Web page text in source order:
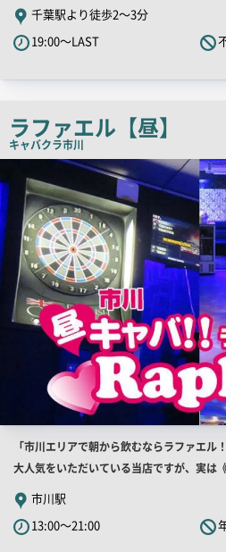
PR
キ
ャ
ピ
ー
千葉駅より徒歩2～3分
19:00～LAST
ラファエル【昼】
キャバクラ市川
店
舗
PR
画
像
店
舗
PR
キ
ャ
「市川エリアで朝から飲むならラファエル
大人気をいただいている当店ですが、実は
市川駅
13:00～21:00